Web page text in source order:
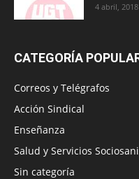
4 abril, 2018
CATEGORÍA
Correos y Telégrafos
Acción Sindical
Enseñanza
Salud y Servicios
Sin categoría